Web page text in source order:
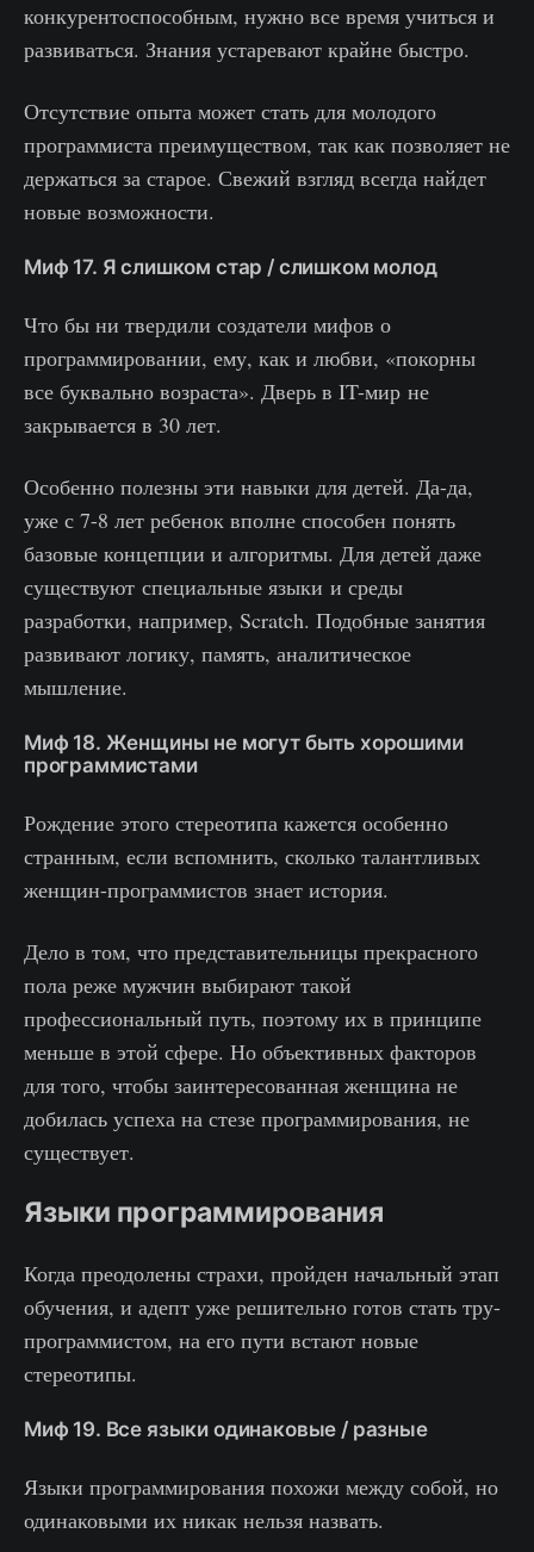
конкурентоспособным, нужно все время учиться и
развиваться. Знания устаревают крайне быстро.
Отсутствие опыта может стать для молодого
программиста преимуществом, так как позволяет не
держаться за старое. Свежий взгляд всегда найдет
новые возможности.
Миф 17. Я слишком стар / слишком молод
Что бы ни твердили создатели мифов о
программировании, ему, как и любви, «покорны
все буквально возраста». Дверь в IT-мир не
закрывается в 30 лет.
Особенно полезны эти навыки для детей. Да-да,
уже с 7-8 лет ребенок вполне способен понять
базовые концепции и алгоритмы. Для детей даже
существуют специальные языки и среды
разработки, например, Scratch. Подобные занятия
развивают логику, память, аналитическое
мышление.
Миф 18. Женщины не могут быть хорошими
программистами
Рождение этого стереотипа кажется особенно
странным, если вспомнить, сколько талантливых
женщин-программистов знает история.
Дело в том, что представительницы прекрасного
пола реже мужчин выбирают такой
профессиональный путь, поэтому их в принципе
меньше в этой сфере. Но объективных факторов
для того, чтобы заинтересованная женщина не
добилась успеха на стезе программирования, не
существует.
Языки программирования
Когда преодолены страхи, пройден начальный этап
обучения, и адепт уже решительно готов стать тру-
программистом, на его пути встают новые
стереотипы.
Миф 19. Все языки одинаковые / разные
Языки программирования похожи между собой, но
одинаковыми их никак нельзя назвать.